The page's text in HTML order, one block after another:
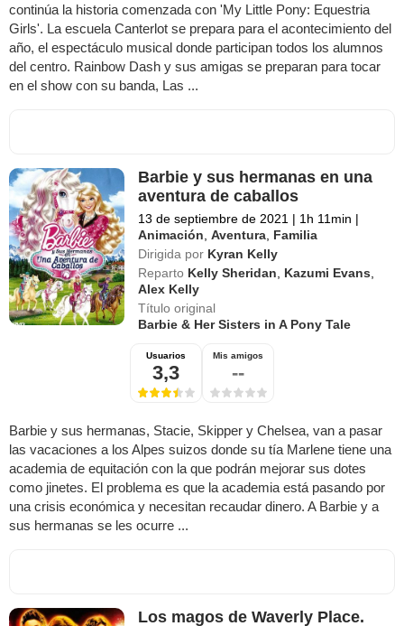
continúa la historia comenzada con 'My Little Pony: Equestria
Girls'. La escuela Canterlot se prepara para el acontecimiento del
año, el espectáculo musical donde participan todos los alumnos
del centro. Rainbow Dash y sus amigas se preparan para tocar
en el show con su banda, Las ...
Barbie y sus hermanas en una
aventura de caballos
13 de septiembre de 2021 | 1h 11min |
Animación ,Aventura Familia
Dirigida por Kyran Kelly
Reparto Kelly Sheridan Kazumi Evans
Alex Kelly
Título original
Barbie & Her Sisters in A Pony Tale
Usuarios
3,3
Mis amigos
--
Barbie y sus hermanas, Stacie, Skipper y Chelsea, van a pasar
las vacaciones a los Alpes suizos donde su tía Marlene tiene una
academia de equitación con la que podrán mejorar sus dotes
como jinetes. El problema es que la academia está pasando por
una crisis económica y necesitan recaudar dinero. A Barbie y a
sus hermanas se les ocurre ...
Los magos de Waverly Place.